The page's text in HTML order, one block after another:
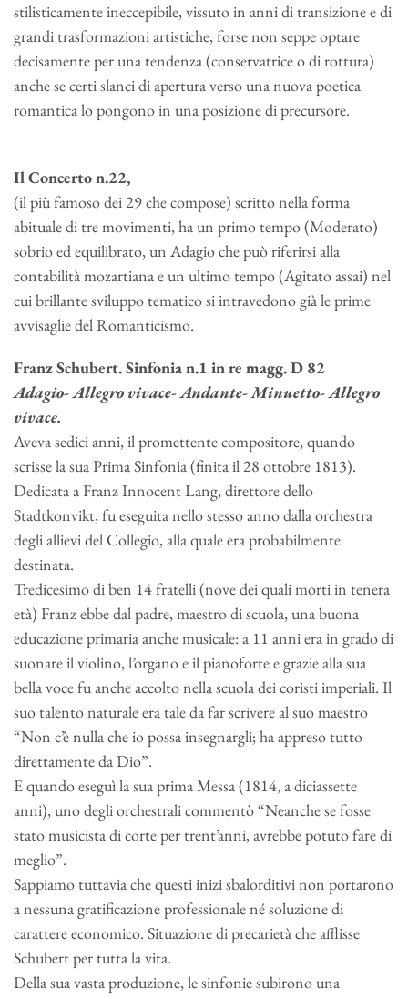
stilisticamente ineccepibile, vissuto in anni di transizione e di
grandi trasformazioni artistiche, forse non seppe optare
decisamente per una tendenza (conservatrice o di rottura)
anche se certi slanci di apertura verso una nuova poetica
romantica lo pongono in una posizione di precursore.
Il Concerto n.22,
(il più famoso dei 29 che compose) scritto nella forma
abituale di tre movimenti, ha un primo tempo (Moderato)
sobrio ed equilibrato, un Adagio che può riferirsi alla
contabilità mozartiana e un ultimo tempo (Agitato assai) nel
cui brillante sviluppo tematico si intravedono già le prime
avvisaglie del Romanticismo.
Franz Schubert. Sinfonia n.1 in re magg. D 82
Adagio- Allegro vivace- Andante- Minuetto- Allegro
vivace.
Aveva sedici anni, il promettente compositore, quando
scrisse la sua Prima Sinfonia (finita il 28 ottobre 1813).
Dedicata a Franz Innocent Lang, direttore dello
Stadtkonvikt, fu eseguita nello stesso anno dalla orchestra
degli allievi del Collegio, alla quale era probabilmente
destinata.
Tredicesimo di ben 14 fratelli (nove dei quali morti in tenera
età) Franz ebbe dal padre, maestro di scuola, una buona
educazione primaria anche musicale: a 11 anni era in grado di
suonare il violino, l’organo e il pianoforte e grazie alla sua
bella voce fu anche accolto nella scuola dei coristi imperiali. Il
suo talento naturale era tale da far scrivere al suo maestro
“Non c’è nulla che io possa insegnargli; ha appreso tutto
direttamente da Dio”.
E quando eseguì la sua prima Messa (1814, a diciassette
anni), uno degli orchestrali commentò “Neanche se fosse
stato musicista di corte per trent’anni, avrebbe potuto fare di
meglio”.
Sappiamo tuttavia che questi inizi sbalorditivi non portarono
a nessuna gratificazione professionale né soluzione di
carattere economico. Situazione di precarietà che afflisse
Schubert per tutta la vita.
Della sua vasta produzione, le sinfonie subirono una